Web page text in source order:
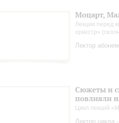
Моцарт,
Лекции перед
оркестр»
Лектор
Сюжеты и
повлияли
Цикл лекций
Лектор цикла